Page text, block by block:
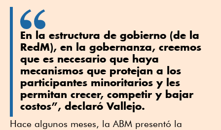
En la estructura de gobierno (de la
RedM), en la gobernanza, creemos
que es necesario que haya
mecanismos que protejan a los
participantes minoritarios y les
permitan crecer, competir y bajar
costos”, declaró Vallejo.
Hace algunos meses, la ABM presentó la